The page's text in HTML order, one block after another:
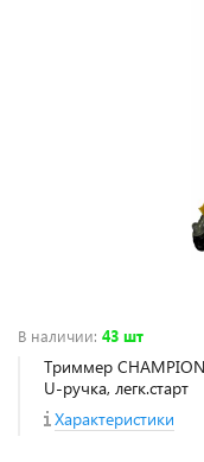
В наличии: 43 шт
Триммер
U-ручка, легк.старт
Характеристики